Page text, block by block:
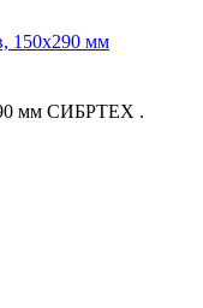
мм СИБРТЕХ .